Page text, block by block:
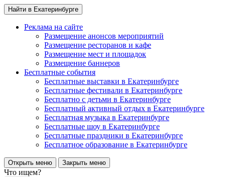
Найти в Екатеринбурге
Реклама на сайте
Размещение анонсов мероприятий
Размещение ресторанов и кафе
Размещение мест и площадок
Размещение баннеров
Бесплатные события
Бесплатные выставки в Екатеринбурге
Бесплатные фестивали в Екатеринбурге
Бесплатно с детьми в Екатеринбурге
Бесплатный активный отдых в Екатеринбурге
Бесплатная музыка в Екатеринбурге
Бесплатные шоу в Екатеринбурге
Бесплатные праздники в Екатеринбурге
Бесплатное образование в Екатеринбурге
Открыть меню Закрыть меню
Что ищем?